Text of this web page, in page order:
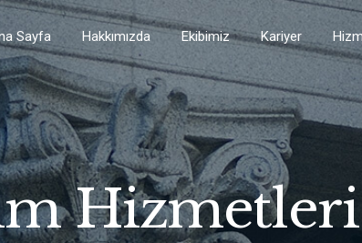
Sayfa Hakkımızda Ekibimiz Kariyer
Hizmetleri